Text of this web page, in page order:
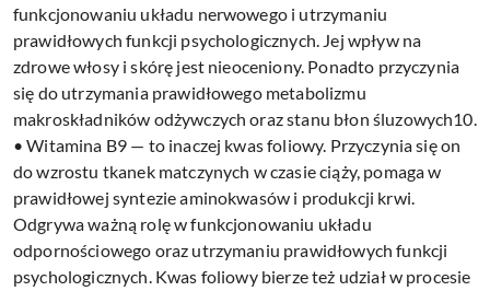
funkcjonowaniu układu nerwowego i utrzymaniu
prawidłowych funkcji psychologicznych. Jej wpływ na
zdrowe włosy i skórę jest nieoceniony. Ponadto przyczynia
się do utrzymania prawidłowego metabolizmu
makroskładników odżywczych oraz stanu błon śluzowych10.
• Witamina B9 — to inaczej kwas foliowy. Przyczynia się on
do wzrostu tkanek matczynych w czasie ciąży, pomaga w
prawidłowej syntezie aminokwasów i produkcji krwi.
Odgrywa ważną rolę w funkcjonowaniu układu
odpornościowego oraz utrzymaniu prawidłowych funkcji
psychologicznych. Kwas foliowy bierze też udział w procesie